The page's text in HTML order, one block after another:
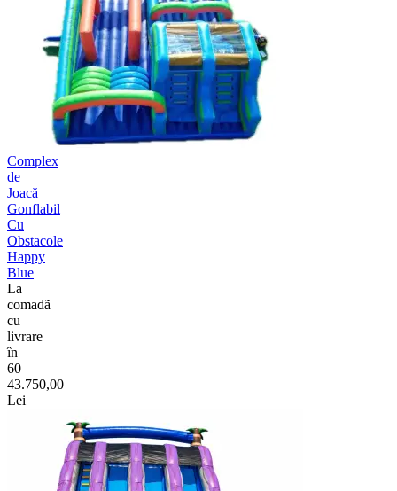
Complex
de
Joacă
Gonflabil
Cu
Obstacole
Happy
Blue
La
comadã
cu
livrare
în
60
43.750,00
Lei